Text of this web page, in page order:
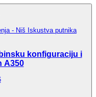
- Niš
Iskustva putnika
konfiguraciju i
A350